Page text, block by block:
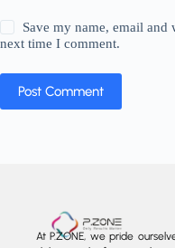
Save my name, email
next time I comment.
Post Comment
At P.ZONE, we pride